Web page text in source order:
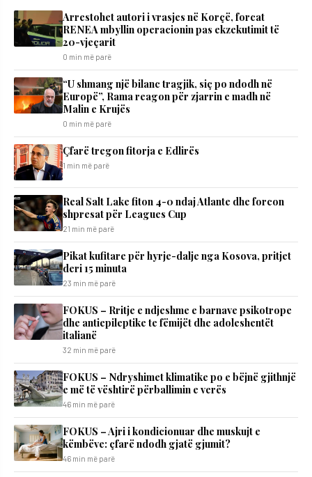
Arrestohet autori i vrasjes në Korçë, forcat
RENEA mbyllin operacionin pas ekzekutimit të
20-vjeçarit
0 min më parë
“U shmang një bilanc tragjik, siç po ndodh në
Europë”, Rama reagon për zjarrin e madh në
Malin e Krujës
0 min më parë
Çfarë tregon fitorja e Edlirës
1 min më parë
Real Salt Lake fiton 4-0 ndaj Atlante dhe forcon
shpresat për Leagues Cup
21 min më parë
​Pikat kufitare për hyrje-dalje nga Kosova, pritjet
deri 15 minuta
23 min më parë
FOKUS – Rritje e ndjeshme e barnave psikotrope
dhe antiepileptike te fëmijët dhe adoleshentët
italianë
32 min më parë
FOKUS – Ndryshimet klimatike po e bëjnë gjithnjë
e më të vështirë përballimin e verës
46 min më parë
FOKUS – Ajri i kondicionuar dhe muskujt e
këmbëve: çfarë ndodh gjatë gjumit?
46 min më parë